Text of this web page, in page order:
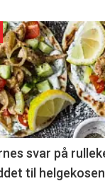
svar på
til helgekosen